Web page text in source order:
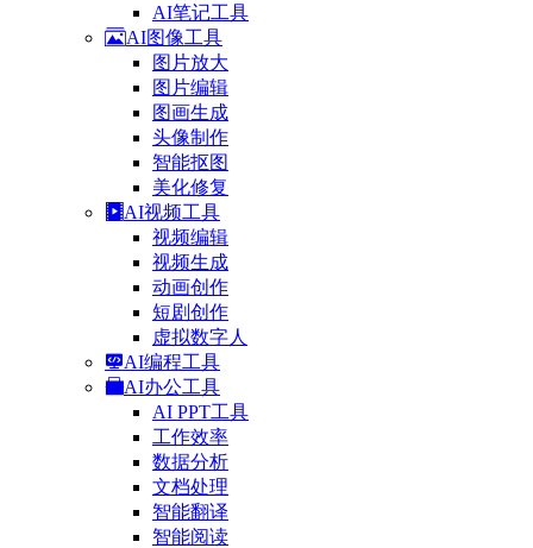
AI笔记工具
AI图像工具
图片放大
图片编辑
图画生成
头像制作
智能抠图
美化修复
AI视频工具
视频编辑
视频生成
动画创作
短剧创作
虚拟数字人
AI编程工具
AI办公工具
AI PPT工具
工作效率
数据分析
文档处理
智能翻译
智能阅读